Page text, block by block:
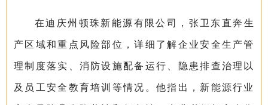
在迪庆州顿珠新能源有限公司，张卫东直奔生
产区域和重点风险部位，详细了解企业安全生产管
理制度落实、消防设施配备运行、隐患排查治理以
及员工安全教育培训等情况。他指出，新能源行业